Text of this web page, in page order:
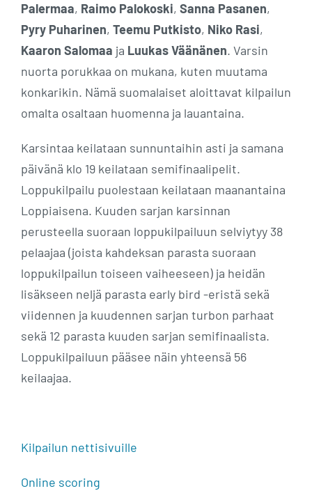
Palermaa, Raimo Palokoski, Sanna Pasanen,
Pyry Puharinen, Teemu Putkisto, Niko Rasi,
Kaaron Salomaa ja Luukas Väänänen. Varsin
nuorta porukkaa on mukana, kuten muutama
konkarikin. Nämä suomalaiset aloittavat kilpailun
omalta osaltaan huomenna ja lauantaina.
Karsintaa keilataan sunnuntaihin asti ja samana
päivänä klo 19 keilataan semifinaalipelit.
Loppukilpailu puolestaan keilataan maanantaina
Loppiaisena. Kuuden sarjan karsinnan
perusteella suoraan loppukilpailuun selviytyy 38
pelaajaa (joista kahdeksan parasta suoraan
loppukilpailun toiseen vaiheeseen) ja heidän
lisäkseen neljä parasta early bird -eristä sekä
viidennen ja kuudennen sarjan turbon parhaat
sekä 12 parasta kuuden sarjan semifinaalista.
Loppukilpailuun pääsee näin yhteensä 56
keilaajaa.
Kilpailun nettisivuille
Online scoring